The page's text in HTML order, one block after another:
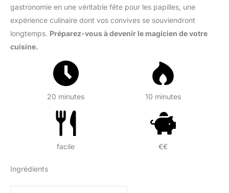
gastronomie en une véritable fête pour les papilles, une
expérience culinaire dont vos convives se souviendront
longtemps. Préparez-vous à devenir le magicien de votre
cuisine.
20 minutes 10 minutes
facile €€
Ingrédients